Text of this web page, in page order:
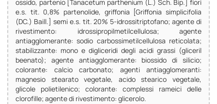
ossido, partenio [Tanacetum parthenium (L.) Sch. Bip.] fiori
e.s. tit. 0,8% partenolide, griffonia [Griffonia simplicifolia
(DC.) Baill.] semi e.s. tit. 20% 5-idrossitriptofano; agente di
rivestimento: idrossipropilmetilcellulosa; agente
antiagglomerante: sodio carbossimetilcellulosa reticolata;
stabilizzante: mono e digliceridi degli acidi grassi (gliceril
beenato); agente antiagglomerante: biossido di silicio;
colorante: calcio carbonato; agenti antiagglomeranti:
magnesio stearato vegetale, acido stearico vegetale,
glicole polietilenico; colorante: complessi rameici delle
clorofille; agente di rivestimento: glicerolo.